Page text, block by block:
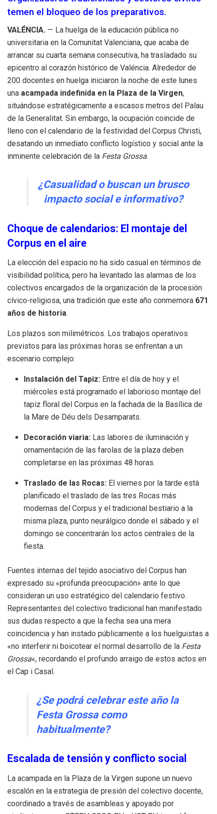
temen el bloqueo de los preparativos.
VALÉNCIA. — La huelga de la educación pública no
universitaria en la Comunitat Valenciana, que acaba de
arrancar su cuarta semana consecutiva, ha trasladado su
epicentro al corazón histórico de Valéncia. Alrededor de
200 docentes en huelga iniciaron la noche de este lunes
una acampada indefinida en la Plaza de la Virgen,
situándose estratégicamente a escasos metros del Palau
de la Generalitat. Sin embargo, la ocupación coincide de
lleno con el calendario de la festividad del Corpus Christi,
desatando un inmediato conflicto logístico y social ante la
inminente celebración de la Festa Grossa.
¿Casualidad o buscan un brusco
impacto social e informativo?
Choque de calendarios: El montaje del
Corpus en el aire
La elección del espacio no ha sido casual en términos de
visibilidad política, pero ha levantado las alarmas de los
colectivos encargados de la organización de la procesión
cívico-religiosa, una tradición que este año conmemora 671
años de historia.
Los plazos son milimétricos. Los trabajos operativos
previstos para las próximas horas se enfrentan a un
escenario complejo:
Instalación del Tapiz: Entre el día de hoy y el
miércoles está programado el laborioso montaje del
tapiz floral del Corpus en la fachada de la Basílica de
la Mare de Déu dels Desamparats.
Decoración viaria: Las labores de iluminación y
ornamentación de las farolas de la plaza deben
completarse en las próximas 48 horas.
Traslado de las Rocas: El viernes por la tarde está
planificado el traslado de las tres Rocas más
modernas del Corpus y el tradicional bestiario a la
misma plaza, punto neurálgico donde el sábado y el
domingo se concentrarán los actos centrales de la
fiesta.
Fuentes internas del tejido asociativo del Corpus han
expresado su «profunda preocupación» ante lo que
consideran un uso estratégico del calendario festivo.
Representantes del colectivo tradicional han manifestado
sus dudas respecto a que la fecha sea una mera
coincidencia y han instado públicamente a los huelguistas a
«no interferir ni boicotear el normal desarrollo de la Festa
Grossa«, recordando el profundo arraigo de estos actos en
el Cap i Casal.
¿Se podrá celebrar este año la
Festa Grossa como
habitualmente?
Escalada de tensión y conflicto social
La acampada en la Plaza de la Virgen supone un nuevo
escalón en la estrategia de presión del colectivo docente,
coordinado a través de asambleas y apoyado por